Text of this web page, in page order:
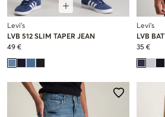
Levi's
LVB 512 SLIM TAPER JEAN
49 €
Levi's
LVB
35 €